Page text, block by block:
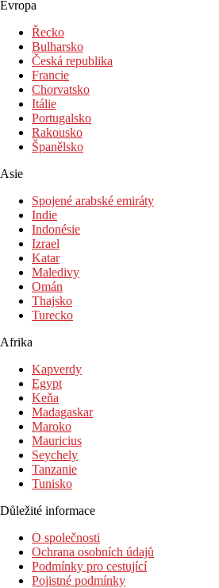
Evropa
Řecko
Bulharsko
Česká republika
Francie
Chorvatsko
Itálie
Portugalsko
Rakousko
Španělsko
Asie
Spojené arabské emiráty
Indie
Indonésie
Izrael
Katar
Maledivy
Omán
Thajsko
Turecko
Afrika
Kapverdy
Egypt
Keňa
Madagaskar
Maroko
Mauricius
Seychely
Tanzanie
Tunisko
Důležité informace
O společnosti
Ochrana osobních údajů
Podmínky pro cestující
Pojistné podmínky